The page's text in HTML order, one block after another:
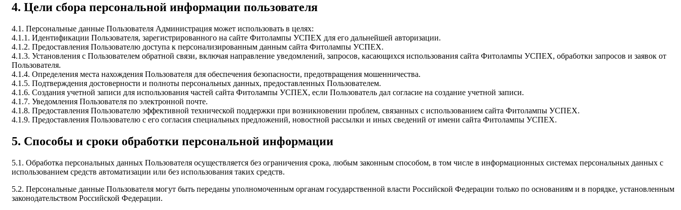
4. Цели сбора персональной информации пользователя
4.1. Персональные данные Пользователя Администрация может использовать в целях:
4.1.1. Идентификации Пользователя, зарегистрированного на сайте Фитолампы УСПЕХ для его дальнейшей авторизации.
4.1.2. Предоставления Пользователю доступа к персонализированным данным сайта Фитолампы УСПЕХ.
4.1.3. Установления с Пользователем обратной связи, включая направление уведомлений, запросов, касающихся использования сайта Фитолампы УСПЕХ, обработки запросов и заявок от
Пользователя.
4.1.4. Определения места нахождения Пользователя для обеспечения безопасности, предотвращения мошенничества.
4.1.5. Подтверждения достоверности и полноты персональных данных, предоставленных Пользователем.
4.1.6. Создания учетной записи для использования частей сайта Фитолампы УСПЕХ, если Пользователь дал согласие на создание учетной записи.
4.1.7. Уведомления Пользователя по электронной почте.
4.1.8. Предоставления Пользователю эффективной технической поддержки при возникновении проблем, связанных с использованием сайта Фитолампы УСПЕХ.
4.1.9. Предоставления Пользователю с его согласия специальных предложений, новостной рассылки и иных сведений от имени сайта Фитолампы УСПЕХ.
5. Способы и сроки обработки персональной информации
5.1. Обработка персональных данных Пользователя осуществляется без ограничения срока, любым законным способом, в том числе в информационных системах персональных данных с
использованием средств автоматизации или без использования таких средств.
5.2. Персональные данные Пользователя могут быть переданы уполномоченным органам государственной власти Российской Федерации только по основаниям и в порядке, установленным
законодательством Российской Федерации.